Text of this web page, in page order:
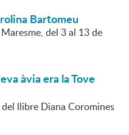
Bartomeu
del 3 al 13 de
àvia era la Tove
llibre Diana Coromines